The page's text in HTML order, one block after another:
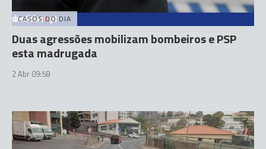
CASOS DO DIA
Duas agressões mobilizam bombeiros e PSP
esta madrugada
2 Abr 09:58